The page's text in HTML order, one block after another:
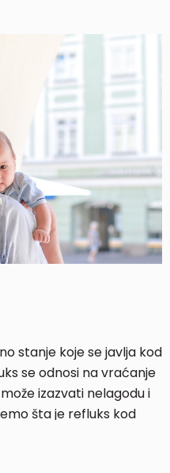
stanje koje se javlja kod
se odnosi na vraćanje
izazvati nelagodu i
šta je refluks kod
simptoma.